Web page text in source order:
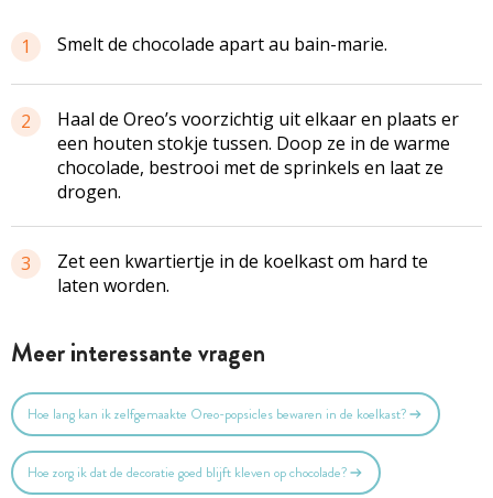
1 Smelt de chocolade apart au bain-marie.
2
Haal de Oreo’s voorzichtig uit elkaar en plaats er
een houten stokje tussen. Doop ze in de warme
chocolade, bestrooi met de sprinkels en laat ze
drogen.
3
Zet een kwartiertje in de koelkast om hard te
laten worden.
Meer interessante vragen
Hoe lang kan ik zelfgemaakte Oreo-popsicles bewaren in de koelkast?
Hoe zorg ik dat de decoratie goed blijft kleven op chocolade?